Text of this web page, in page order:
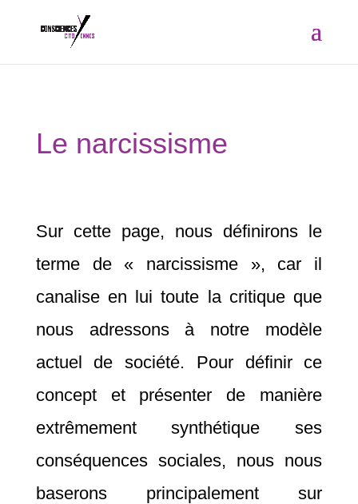
Le narcissisme
Sur cette page, nous définirons le
terme de « narcissisme », car il
canalise en lui toute la critique que
nous adressons à notre modèle
actuel de société. Pour définir ce
concept et présenter de manière
extrêmement synthétique ses
conséquences sociales, nous nous
baserons principalement sur